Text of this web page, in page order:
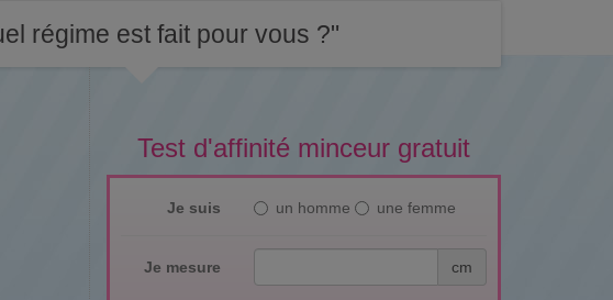
régime est fait pour vous ?"
Test d'affinité minceur gratuit
Je suis un homme une femme
Je mesure cm